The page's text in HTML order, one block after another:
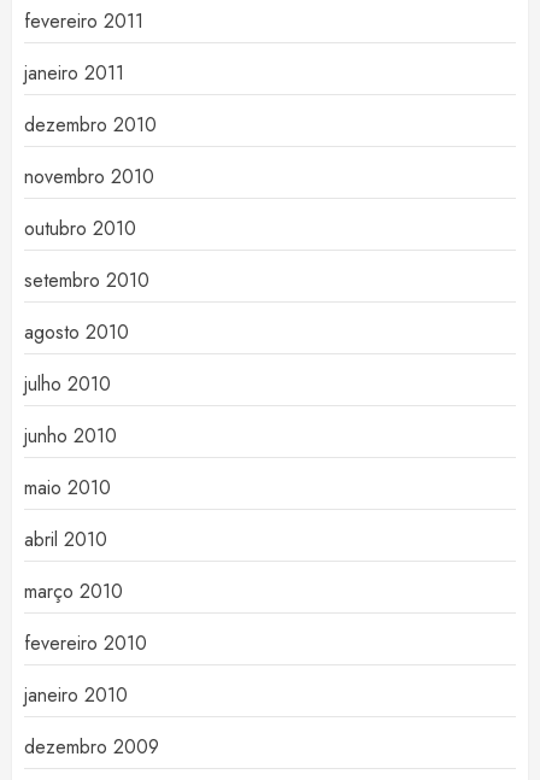
fevereiro 2011
janeiro 2011
dezembro 2010
novembro 2010
outubro 2010
setembro 2010
agosto 2010
julho 2010
junho 2010
maio 2010
abril 2010
março 2010
fevereiro 2010
janeiro 2010
dezembro 2009